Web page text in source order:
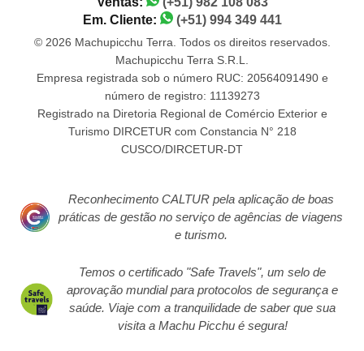
Em. Cliente:
(+51) 994 349 441
© 2026 Machupicchu Terra. Todos os direitos reservados.
Machupicchu Terra S.R.L.
Empresa registrada sob o número RUC: 20564091490 e
número de registro: 11139273
Registrado na Diretoria Regional de Comércio Exterior e
Turismo DIRCETUR com Constancia N° 218
CUSCO/DIRCETUR-DT
Reconhecimento CALTUR pela aplicação de boas
práticas de gestão no serviço de agências de viagens
e turismo.
Temos o certificado "Safe Travels", um selo de
aprovação mundial para protocolos de segurança e
saúde. Viaje com a tranquilidade de saber que sua
visita a Machu Picchu é segura!